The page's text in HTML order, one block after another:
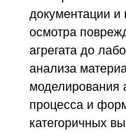
документации и
осмотра
агрегата до
анализа
моделирования
процесса и
категоричных